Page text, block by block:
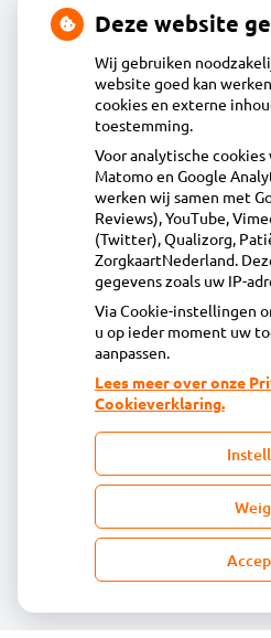
Acdapha Apotheek
Tochtwaard 5, 1824EZ
072-5628844
info@apotheekhuiswaard.nl
Inschrijven
Centrale administratie
Heeft u vragen of opmerkingen
toegestuurde rekening van de
declaratie@acdaphagroep.nl
onze
facebook
Deze website
Wij gebruiken
website goed kan
cookies en externe
toestemming.
Voor analytische
Matomo en Google
werken wij samen met
Reviews), YouTube,
(Twitter), Qualizorg,
ZorgkaartNederland.
gegevens zoals uw IP-
Via Cookie-instellingen
u op ieder moment uw
aanpassen.
Lees meer over onze
Cookieverklaring.